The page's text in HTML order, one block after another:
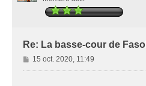
Re: La basse-cour de Fasol
M
e
15 oct. 2020, 11:49